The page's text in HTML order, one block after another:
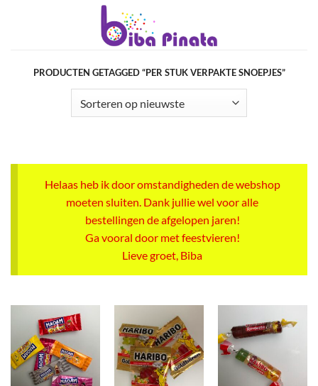
PRODUCTEN GETAGGED “PER STUK VERPAKTE SNOEPJES”
Helaas heb ik door omstandigheden de webshop
moeten sluiten. Dank jullie wel voor alle
bestellingen de afgelopen jaren!
Ga vooral door met feestvieren!
Lieve groet, Biba